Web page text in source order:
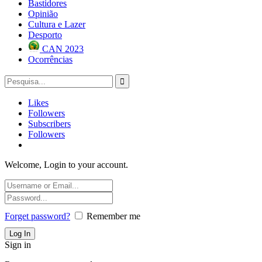
Bastidores
Opinião
Cultura e Lazer
Desporto
CAN 2023
Ocorrências
Likes
Followers
Subscribers
Followers
Welcome, Login to your account.
Forget password? Remember me
Sign in